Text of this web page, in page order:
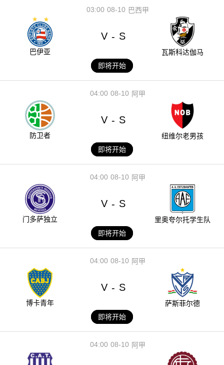
08-10
03:00 巴西甲
巴伊亚
V - S
瓦斯科达伽马
即将开始
08-10
04:00 阿甲
防卫者
V - S
纽维尔老男孩
即将开始
08-10
04:00 阿甲
门多萨独立
V - S
里奥夸尔托学生队
即将开始
08-10
04:00 阿甲
博卡青年
V - S
萨斯菲尔德
即将开始
08-10
04:00 阿甲